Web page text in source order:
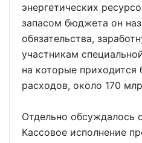
энергетических
запасом бюджета он
обязательства,
участникам
на которые приходится
расходов, около 170
Отдельно обсуждалось
Кассовое исполнение